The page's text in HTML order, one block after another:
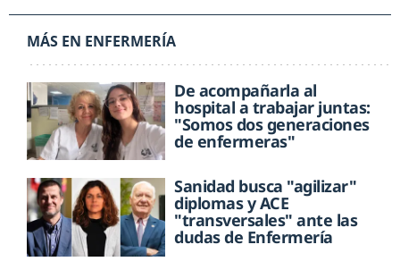
MÁS EN ENFERMERÍA
De acompañarla al
hospital a trabajar juntas:
"Somos dos generaciones
de enfermeras"
Sanidad busca "agilizar"
diplomas y ACE
"transversales" ante las
dudas de Enfermería